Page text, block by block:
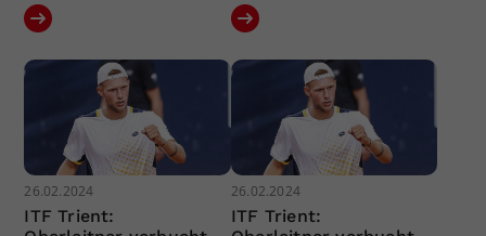
26.02.2024
ITF Trient:
26.02.2024
ITF Trient: